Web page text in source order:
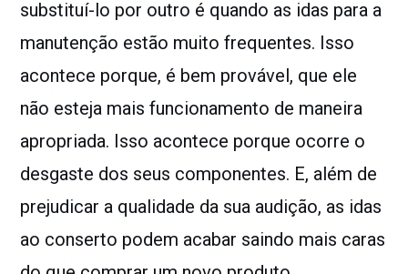
substituí-lo por outro é quando as idas para a
manutenção estão muito frequentes. Isso
acontece porque, é bem provável, que ele
não esteja mais funcionamento de maneira
apropriada. Isso acontece porque ocorre o
desgaste dos seus componentes. E, além de
prejudicar a qualidade da sua audição, as idas
ao conserto podem acabar saindo mais caras